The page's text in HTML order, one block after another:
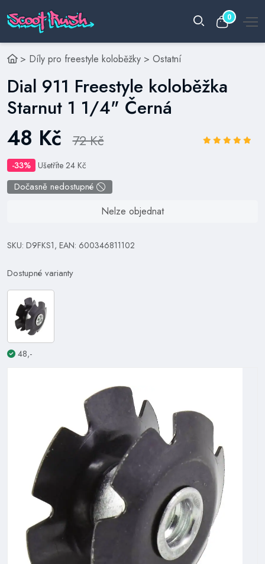
0
> Díly pro freestyle koloběžky > Ostatní
Dial 911 Freestyle koloběžka
Starnut 1 1/4" Černá
48 Kč 72 Kč
-33% Ušetříte 24 Kč
Dočasně nedostupné
Nelze objednat
SKU: D9FKS1, EAN: 600346811102
Dostupné varianty
48,-